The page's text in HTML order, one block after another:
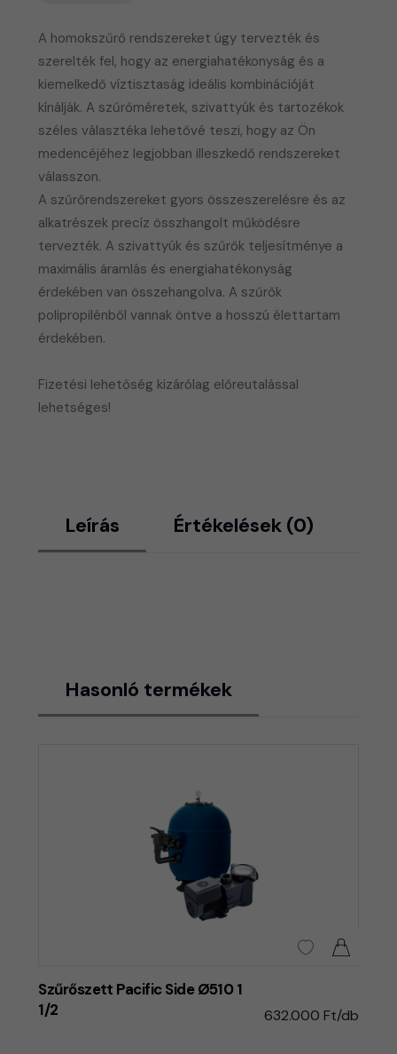
A homokszűrő rendszereket úgy tervezték és
szerelték fel, hogy az energiahatékonyság és a
kiemelkedő víztisztaság ideális kombinációját
kínálják. A szűrőméretek, szivattyúk és tartozékok
széles választéka lehetővé teszi, hogy az Ön
medencéjéhez legjobban illeszkedő rendszereket
válasszon.
A szűrőrendszereket gyors összeszerelésre és az
alkatrészek precíz összhangolt működésre
tervezték. A szivattyúk és szűrők teljesítménye a
maximális áramlás és energiahatékonyság
érdekében van összehangolva. A szűrők
polipropilénből vannak öntve a hosszú élettartam
érdekében.
​Fizetési lehetőség kizárólag előreutalással
lehetséges!
Leírás Értékelések (0)
Hasonló termékek
Szűrőszett Pacific Side Ø510 1
1/2
632.000 Ft/db